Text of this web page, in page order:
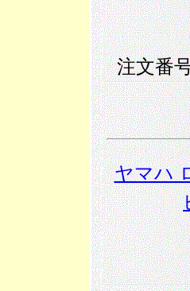
注文番
ヤマハ